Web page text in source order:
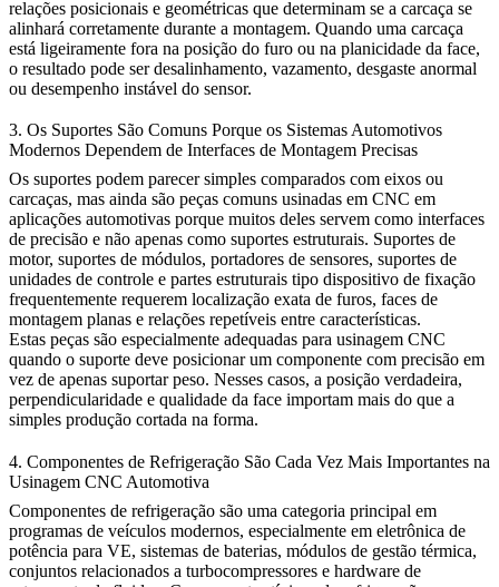
relações posicionais e geométricas que determinam se a carcaça se
alinhará corretamente durante a montagem. Quando uma carcaça
está ligeiramente fora na posição do furo ou na planicidade da face,
o resultado pode ser desalinhamento, vazamento, desgaste anormal
ou desempenho instável do sensor.
3. Os Suportes São Comuns Porque os Sistemas Automotivos
Modernos Dependem de Interfaces de Montagem Precisas
Os suportes podem parecer simples comparados com eixos ou
carcaças, mas ainda são peças comuns usinadas em CNC em
aplicações automotivas porque muitos deles servem como interfaces
de precisão e não apenas como suportes estruturais. Suportes de
motor, suportes de módulos, portadores de sensores, suportes de
unidades de controle e partes estruturais tipo dispositivo de fixação
frequentemente requerem localização exata de furos, faces de
montagem planas e relações repetíveis entre características.
Estas peças são especialmente adequadas para usinagem CNC
quando o suporte deve posicionar um componente com precisão em
vez de apenas suportar peso. Nesses casos, a posição verdadeira,
perpendicularidade e qualidade da face importam mais do que a
simples produção cortada na forma.
4. Componentes de Refrigeração São Cada Vez Mais Importantes na
Usinagem CNC Automotiva
Componentes de refrigeração são uma categoria principal em
programas de veículos modernos, especialmente em eletrônica de
potência para VE, sistemas de baterias, módulos de gestão térmica,
conjuntos relacionados a turbocompressores e hardware de